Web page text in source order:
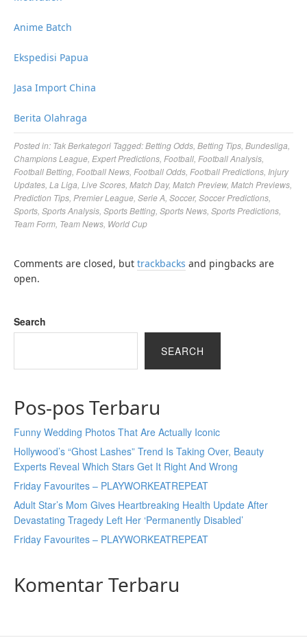
Anime Batch
Ekspedisi Papua
Jasa Import China
Berita Olahraga
Posted in: Tak Berkategori Tagged:Betting Odds Betting Tips Bundesliga
Champions League Expert Predictions Football Football Analysis
Football Betting Football News Football Odds Football Predictions Injury
Updates La Liga Live Scores Match Day, Match Preview, Match Previews
Prediction Tips Premier League Serie A Soccer, Soccer Predictions
Sports Sports Analysis Sports Betting Sports News Sports Predictions
Team Form Team News World Cup
Comments are closed, but trackbacks and pingbacks are
open.
Search
SEARCH
Pos-pos Terbaru
Funny Wedding Photos That Are Actually Iconic
Hollywood’s “Ghost Lashes” Trend Is Taking Over, Beauty
Experts Reveal Which Stars Get It Right And Wrong
Friday Favourites – PLAYWORKEATREPEAT
Adult Star’s Mom Gives Heartbreaking Health Update After
Devastating Tragedy Left Her ‘Permanently Disabled’
Friday Favourites – PLAYWORKEATREPEAT
Komentar Terbaru